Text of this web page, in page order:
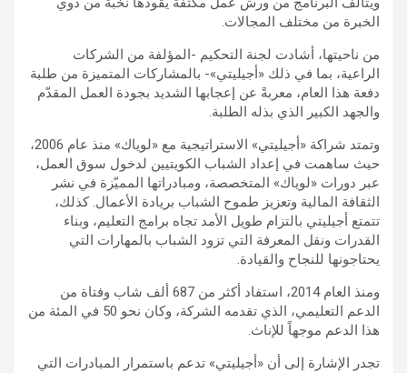
الخبرة من مختلف المجالات.
من ناحيتها، أشادت لجنة التحكيم -المؤلفة من الشركات
الراعية، بما في ذلك «أجيليتي»- بالمشاركات المتميزة من طلبة
دفعة هذا العام، معربةً عن إعجابها الشديد بجودة العمل المقدّم
والجهد الكبير الذي بذله الطلبة.
وتمتد شراكة «أجيليتي» الاستراتيجية مع «لوياك» منذ عام 2006،
حيث ساهمت في إعداد الشباب الكويتيين لدخول سوق العمل،
عبر دورات «لوياك» المتخصصة، ومبادراتها المميّزة في نشر
الثقافة المالية وتعزيز طموح الشباب بريادة الأعمال. كذلك،
تتمتع أجيليتي بالتزام طويل الأمد تجاه برامج التعليم، وبناء
القدرات ونقل المعرفة التي تزود الشباب بالمهارات التي
يحتاجونها للنجاح والقيادة.
ومنذ العام 2014، استفاد أكثر من 687 ألف شاب وفتاة من
الدعم التعليمي، الذي تقدمه الشركة، وكان نحو 50 في المئة من
هذا الدعم موجهاً للإناث.
تجدر الإشارة إلى أن «أجيليتي» تدعم باستمرار المبادرات التي